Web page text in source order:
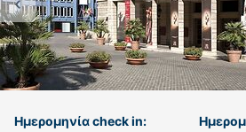
Ημερομηνία check in: